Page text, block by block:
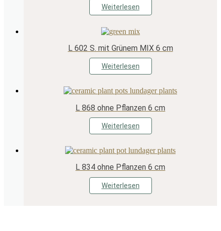
Weiterlesen
L 602 S. mit Grünem MIX 6 cm
Weiterlesen
L 868 ohne Pflanzen 6 cm
Weiterlesen
L 834 ohne Pflanzen 6 cm
Weiterlesen